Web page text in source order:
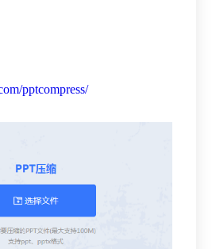
pptcompress/